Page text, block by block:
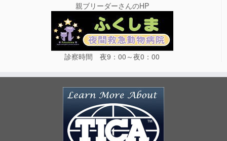
親ブリーダーさんのHP
診察時間 夜9：00～夜0：00